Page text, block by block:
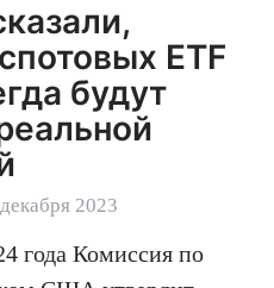
ETF
будут
2023
года Комиссия по